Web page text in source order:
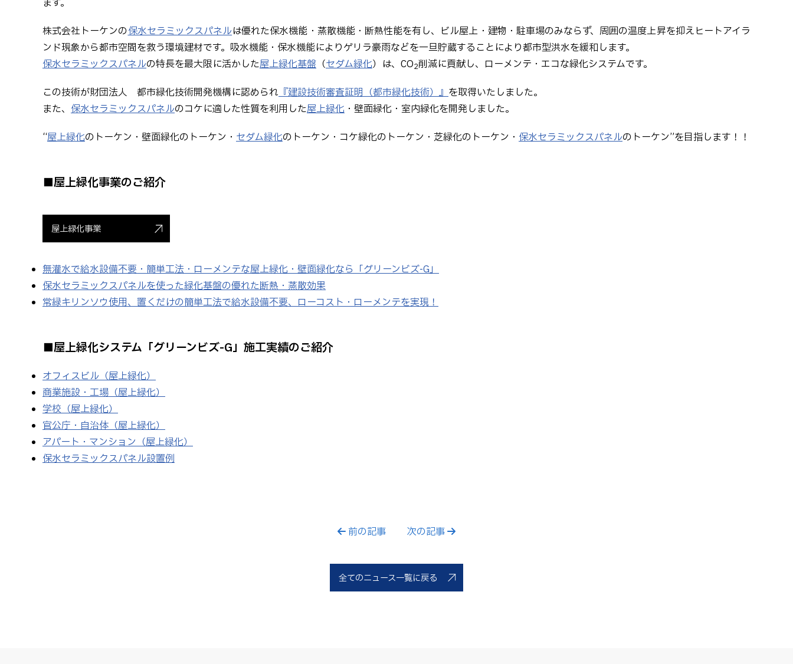
株式会社トーケンの保水セラミックスパネルは優れた保水機能・蒸散機能・断熱性能を有し、ビル屋上・建物・駐車場のみならず、周囲の温度上昇を抑えヒートアイラ
ンド現象から都市空間を救う環境建材です。吸水機能・保水機能によりゲリラ豪雨などを一旦貯蔵することにより都市型洪水を緩和します。
保水セラミックスパネルの特長を最大限に活かした屋上緑化基盤 （セダム緑化）は、CO2削減に貢献し、ローメンテ・エコな緑化システムです。
この技術が財団法人 都市緑化技術開発機構に認められ 『建設技術審査証明（都市緑化技術）』 を取得いたしました。
また、 保水セラミックスパネルのコケに適した性質を利用した屋上緑化 ・壁面緑化・室内緑化を開発しました。
“屋上緑化のトーケン・壁面緑化のトーケン・ セダム緑化のトーケン・コケ緑化のトーケン・芝緑化のトーケン・ 保水セラミックスパネルのトーケン”を目指します！！
■屋上緑化事業のご紹介
屋上緑化事業
無灌水で給水設備不要・簡単工法・ローメンテな屋上緑化・壁面緑化なら「グリーンビズ-G」
保水セラミックスパネルを使った緑化基盤の優れた断熱・蒸散効果
常緑キリンソウ使用、置くだけの簡単工法で給水設備不要、ローコスト・ローメンテを実現！
■屋上緑化システム「グリーンビズ-G」施工実績のご紹介
オフィスビル（屋上緑化）
商業施設・工場（屋上緑化）
学校（屋上緑化）
官公庁・自治体（屋上緑化）
アパート・マンション（屋上緑化）
保水セラミックスパネル設置例
前の記事 次の記事
全てのニュース一覧に戻る